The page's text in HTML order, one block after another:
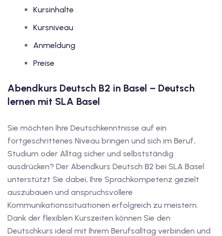
B2
Deutsch B2
Deutsch C1
Deutsch C1
C1
Kursinhalte
Kursniveau
Anmeldung
Preise
Abendkurs Deutsch B2 in Basel – Deutsch
lernen mit SLA Basel
Sie möchten Ihre Deutschkenntnisse auf ein
fortgeschrittenes Niveau bringen und sich im Beruf,
Studium oder Alltag sicher und selbstständig
ausdrücken? Der Abendkurs Deutsch B2 bei SLA Basel
unterstützt Sie dabei, Ihre Sprachkompetenz gezielt
auszubauen und anspruchsvollere
Kommunikationssituationen erfolgreich zu meistern.
Dank der flexiblen Kurszeiten können Sie den
Deutschkurs ideal mit Ihrem Berufsalltag verbinden und